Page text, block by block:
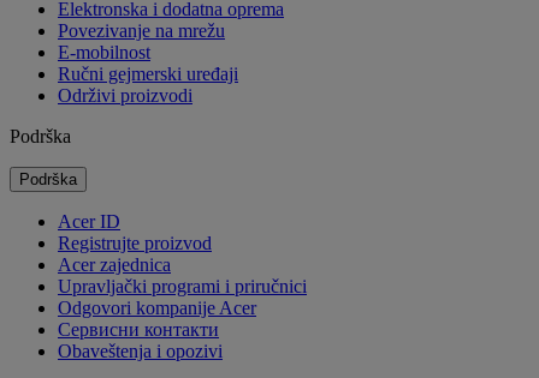
Elektronska i dodatna oprema
Povezivanje na mrežu
E-mobilnost
Ručni gejmerski uređaji
Održivi proizvodi
Podrška
Podrška
Acer ID
Registrujte proizvod
Acer zajednica
Upravljački programi i priručnici
Odgovori kompanije Acer
Cервисни контакти
Obaveštenja i opozivi